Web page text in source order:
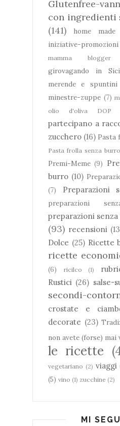
Glutenfree-
con ingredienti
(141)
home made
iniziative-promozioni
mamma blogger
girovagando in
merende e spuntini
minestre-zuppe (7)
olio d'oliva DOP
partecipano a
zucchero (16) Pasta
Pasta frolla senza burro
Premi-Meme (9)
burro (10)
(7)
Preparazioni
preparazioni
preparazioni senza
(93) recensioni
Dolce (25) Ricette
ricette
(6)
ricilco (1)
Rustici (26) salse-
secondi-
crostate e
decorate (23)
non avete (forse) mai
le ricette
vegetariano (2) viaggi
(5) vino (1) zucchine (2)
MI